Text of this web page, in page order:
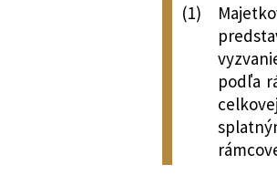
(1)
podľa